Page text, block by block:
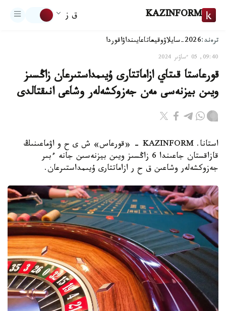
KAZINFORM ق ز
ترەند:2026-سايلاۋ وقيعاتاعايىنداۋاقوردا
09:40, 05 ءساۋىر 2024
قورعاستا قىتاي ازاماتتارى ۇيىمداستىرعان زاڭسىز
ويىن بيزنەسى مەن جەزوكشەلەر وشاعى انىقتالدى
استانا. KAZINFORM - «قورعاس» ش ى ح و اۋماعىنىڭ
قازاقستان جاعىندا 6 زاڭسىز ويىن بيزنەسىن جانە ءبىر
جەزوكشەلەر وشاعىن ق ح ر ازاماتتارى ۇيىمداستىرعان.